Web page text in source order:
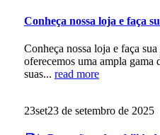
Conheça nossa loja e faça
Conheça nossa loja e faça
oferecemos uma ampla gama
suas... read more
23set23 de setembro de 2025